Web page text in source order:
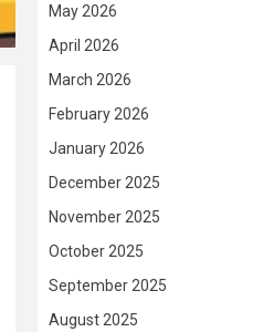
May 2026
April 2026
March 2026
February 2026
January 2026
December 2025
November 2025
October 2025
September 2025
August 2025